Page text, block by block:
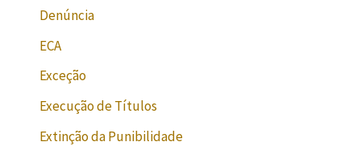
Denúncia
ECA
Exceção
Execução de Títulos
Extinção da Punibilidade